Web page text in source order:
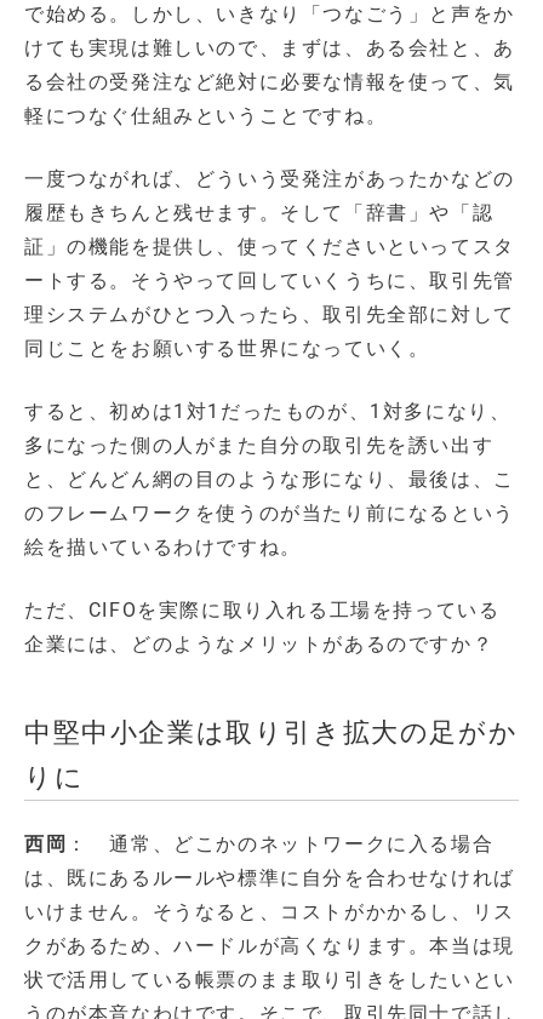
で始める。しかし、いきなり「つなごう」と声をか
けても実現は難しいので、まずは、ある会社と、あ
る会社の受発注など絶対に必要な情報を使って、気
軽につなぐ仕組みということですね。
一度つながれば、どういう受発注があったかなどの
履歴もきちんと残せます。そして「辞書」や「認
証」の機能を提供し、使ってくださいといってスタ
ートする。そうやって回していくうちに、取引先管
理システムがひとつ入ったら、取引先全部に対して
同じことをお願いする世界になっていく。
すると、初めは1対1だったものが、1対多になり、
多になった側の人がまた自分の取引先を誘い出す
と、どんどん網の目のような形になり、最後は、こ
のフレームワークを使うのが当たり前になるという
絵を描いているわけですね。
ただ、CIFOを実際に取り入れる工場を持っている
企業には、どのようなメリットがあるのですか？
中堅中小企業は取り引き拡大の足がか
りに
西岡 ： 通常、どこかのネットワークに入る場合
は、既にあるルールや標準に自分を合わせなければ
いけません。そうなると、コストがかかるし、リス
クがあるため、ハードルが高くなります。本当は現
状で活用している帳票のまま取り引きをしたいとい
うのが本音なわけです。そこで、取引先同士で話し